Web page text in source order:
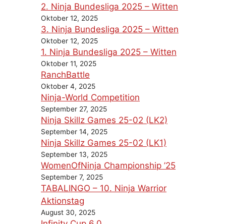
2. Ninja Bundesliga 2025 – Witten
Oktober 12, 2025
3. Ninja Bundesliga 2025 – Witten
Oktober 12, 2025
1. Ninja Bundesliga 2025 – Witten
Oktober 11, 2025
RanchBattle
Oktober 4, 2025
Ninja-World Competition
September 27, 2025
Ninja Skillz Games 25-02 (LK2)
September 14, 2025
Ninja Skillz Games 25-02 (LK1)
September 13, 2025
WomenOfNinja Championship ’25
September 7, 2025
TABALINGO – 10. Ninja Warrior
Aktionstag
August 30, 2025